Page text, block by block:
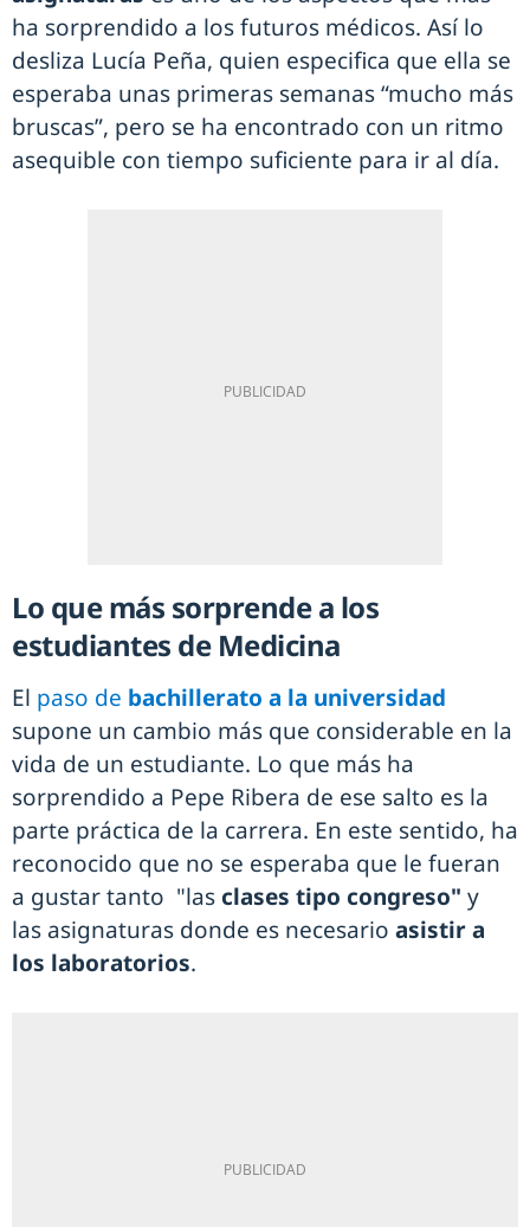
ha sorprendido a los futuros médicos. Así lo
desliza Lucía Peña, quien especifica que ella se
esperaba unas primeras semanas “mucho más
bruscas”, pero se ha encontrado con un ritmo
asequible con tiempo suficiente para ir al día.
Lo que más sorprende a los
estudiantes de Medicina
El paso de bachillerato a la universidad
supone un cambio más que considerable en la
vida de un estudiante. Lo que más ha
sorprendido a Pepe Ribera de ese salto es la
parte práctica de la carrera. En este sentido, ha
reconocido que no se esperaba que le fueran
a gustar tanto "las clases tipo congreso" y
las asignaturas donde es necesario asistir a
los laboratorios.